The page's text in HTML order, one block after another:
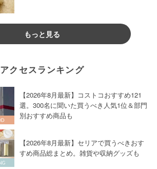
もっと見る
アクセスランキング
【2026年8月最新】コストコおすすめ121
選。300名に聞いた買うべき人気1位＆部門
別おすすめ商品も
【2026年8月最新】セリアで買うべきおす
すめ商品総まとめ。雑貨や収納グッズも